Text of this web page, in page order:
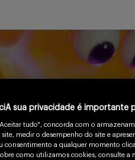
sua privacidade é importante
tudo", concorda com o
site, medir o desempenho do site e
consentimento a qualquer momento
como utilizamos cookies, consulte a